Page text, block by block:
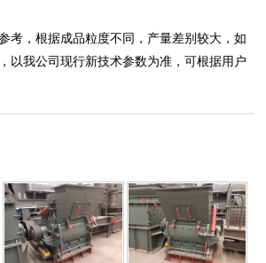
考，根据成品粒度不同，产量差别较大，如
以我公司现行新技术参数为准，可根据用户